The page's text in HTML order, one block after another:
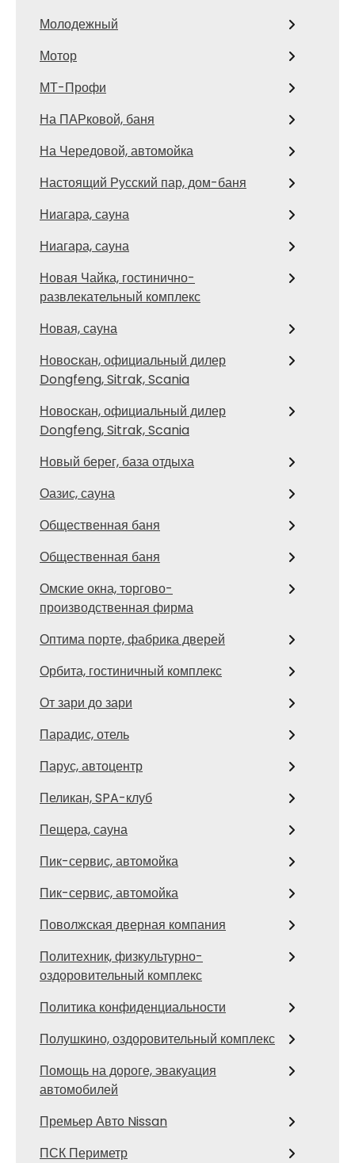
Молодежный
Мотор
МТ-Профи
На ПАРковой, баня
На Чередовой, автомойка
Настоящий Русский пар, дом-баня
Ниагара, сауна
Ниагара, сауна
Новая Чайка, гостинично-
развлекательный комплекс
Новая, сауна
Новоcкан, официальный дилер
Dongfeng, Sitrak, Scania
Новоcкан, официальный дилер
Dongfeng, Sitrak, Scania
Новый берег, база отдыха
Оазис, сауна
Общественная баня
Общественная баня
Омские окна, торгово-
производственная фирма
Оптима порте, фабрика дверей
Орбита, гостиничный комплекс
От зари до зари
Парадис, отель
Парус, автоцентр
Пеликан, SPA-клуб
Пещера, сауна
Пик-сервис, автомойка
Пик-сервис, автомойка
Поволжская дверная компания
Политехник, физкультурно-
оздоровительный комплекс
Политика конфиденциальности
Полушкино, оздоровительный комплекс
Помощь на дороге, эвакуация
автомобилей
Премьер Авто Nissan
ПСК Периметр